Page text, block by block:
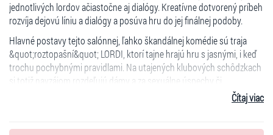
jednotlivých lordov ačiastočne aj dialógy. Kreatívne dotvorený príbeh
rozvíja dejovú líniu a dialógy a posúva hru do jej finálnej podoby.
Hlavné postavy tejto salónnej, ľahko škandálnej komédie sú traja
&quot;roztopašní&quot; LORDI, ktorí tajne hrajú hru s jasnými, i keď
trochu pochybnými pravidlami. Na utajených klubových schôdzkach
si totiž navzájom rozdeľujú dámy a za sexuálne úspechy či
neúspechy s nimi si prideľujú červené alebo čierne body. Jedného
dňa sa však pravidlá škandalóznej hry neľútostne obrátia proti nim.
Veselá inscenácia je výsmechom mužskej ješitnosti, dvojitej morálky,
Čítaj viac